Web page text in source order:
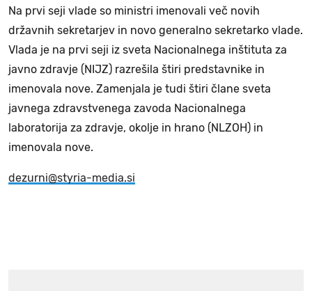
Na prvi seji vlade so ministri imenovali več novih
državnih sekretarjev in novo generalno sekretarko vlade.
Vlada je na prvi seji iz sveta Nacionalnega inštituta za
javno zdravje (NIJZ) razrešila štiri predstavnike in
imenovala nove. Zamenjala je tudi štiri člane sveta
javnega zdravstvenega zavoda Nacionalnega
laboratorija za zdravje, okolje in hrano (NLZOH) in
imenovala nove.
dezurni@styria-media.si